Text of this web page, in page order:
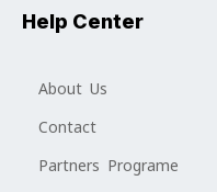
Help Center
About Us
Contact
Partners Programe